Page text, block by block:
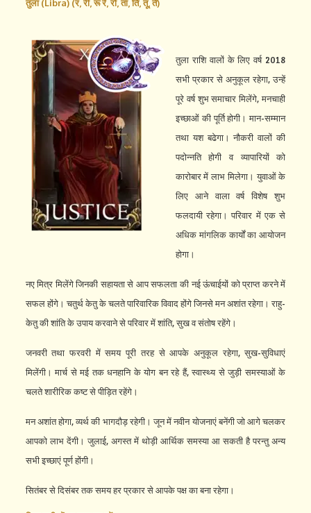
तुला (Libra) (र,री,रू रे,रो,ता,ति,तू,ते)
तुला राशि वालों के लिए वर्ष 2018
सभी प्रकार से अनुकूल रहेगा, उन्हें
पूरे वर्ष शुभ समाचार मिलेंगे, मनचाही
इच्छाओं की पूर्ति होगी। मान-सम्मान
तथा यश बढेगा। नौकरी वालों की
पदोन्नति होगी व व्यापारियों को
कारोबार में लाभ मिलेगा। युवाओं के
लिए आने वाला वर्ष विशेष शुभ
फलदायी रहेगा। परिवार में एक से
अधिक मांगलिक कार्यों का आयोजन
होगा।
नए मित्र मिलेंगे जिनकी सहायता से आप सफलता की नई ऊंचाईयों को प्राप्त करने में
सफल होंगे। चतुर्थ केतु के चलते पारिवारिक विवाद होंगे जिनसे मन अशांत रहेगा। राहु-
केतु की शांति के उपाय करवाने से परिवार में शांति, सुख व संतोष रहेंगे।
जनवरी तथा फरवरी में समय पूरी तरह से आपके अनुकूल रहेगा, सुख-सुविधाएं
मिलेंगी। मार्च से मई तक धनहानि के योग बन रहे हैं, स्वास्थ्य से जुड़ी समस्याओं के
चलते शारीरिक कष्ट से पीड़ित रहेंगे।
मन अशांत होगा, व्यर्थ की भागदौड़ रहेगी। जून में नवीन योजनाएं बनेंगी जो आगे चलकर
आपको लाभ देंगी। जुलाई, अगस्त में थोड़ी आर्थिक समस्या आ सकती है परन्तु अन्य
सभी इच्छाएं पूर्ण होंगी।
सितंबर से दिसंबर तक समय हर प्रकार से आपके पक्ष का बना रहेगा।